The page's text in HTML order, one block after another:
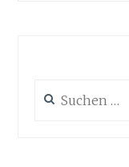
nach: